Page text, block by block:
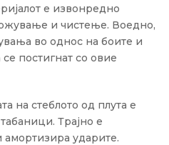
е извонредно
и чистење. Воедно,
во однос на боите и
постигнат со овие
на стеблото од плута е
Трајно е
амортизира ударите.